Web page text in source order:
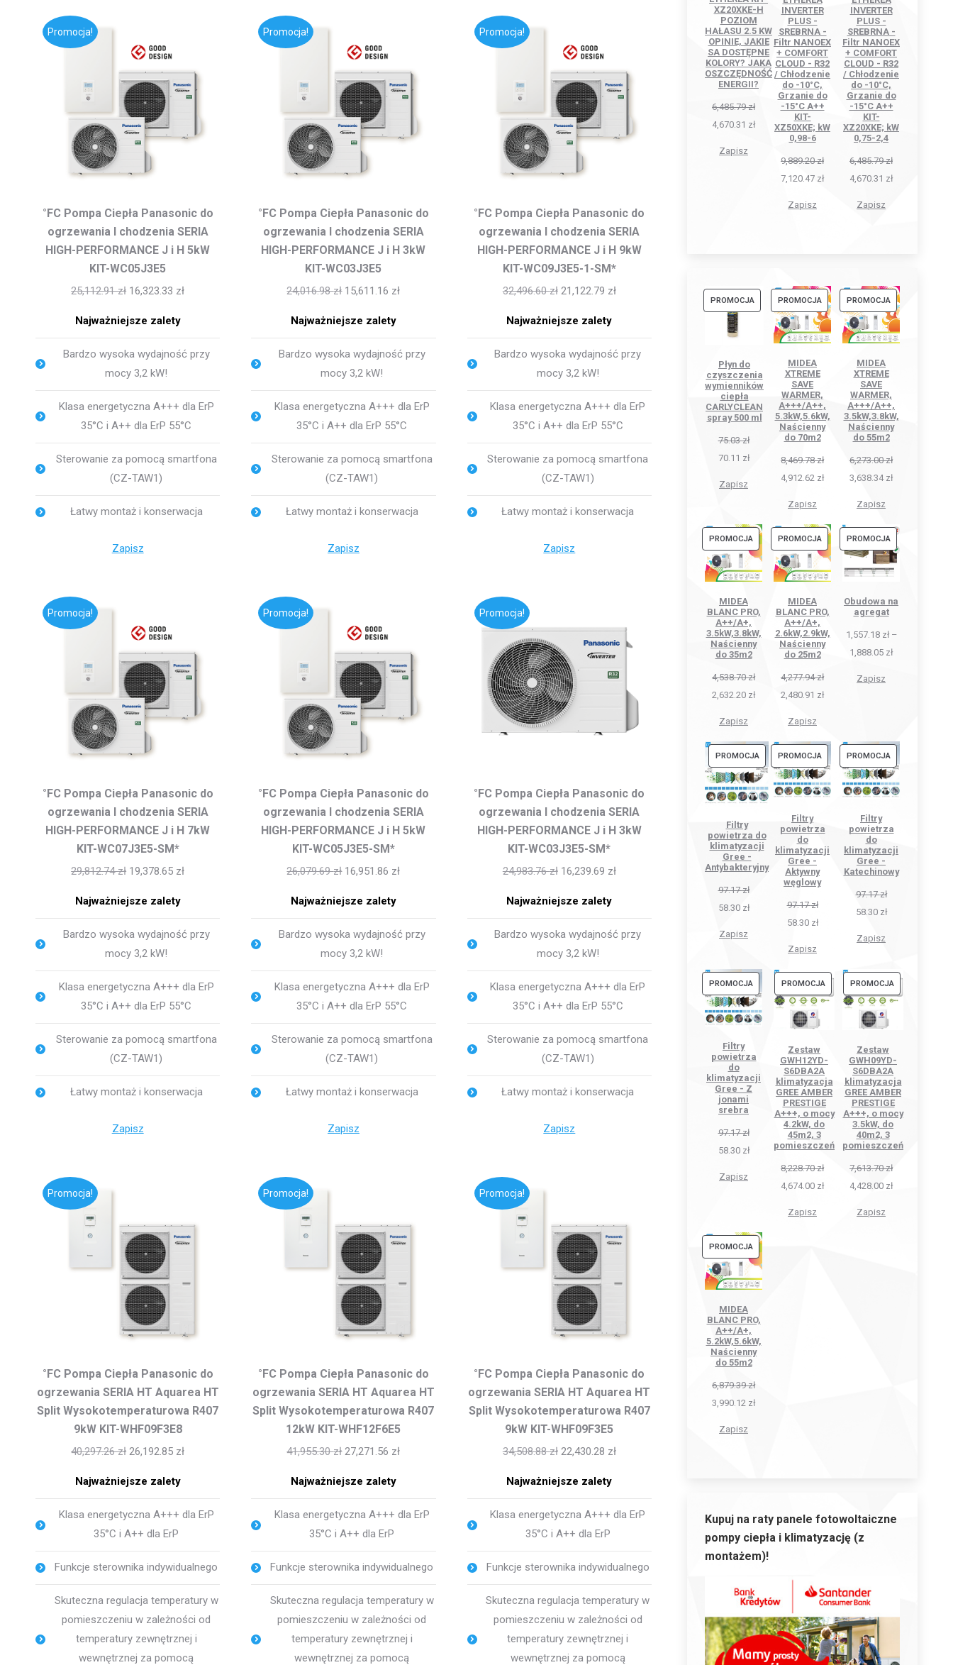
Promocja!
°FC Pompa Ciepła Panasonic do
ogrzewania I chodzenia SERIA
HIGH-PERFORMANCE J i H 5kW
KIT-WC05J3E5
25,112.91zł 16,323.33 zł
Najważniejsze zalety
Bardzo wysoka wydajność przy
mocy 3,2 kW!
Klasa energetyczna A+++ dla ErP
35°C i A++ dla ErP 55°C
Sterowanie za pomocą smartfona
(CZ-TAW1)
Łatwy montaż i konserwacja
Zapisz
Promocja!
°FC Pompa Ciepła Panasonic do
ogrzewania I chodzenia SERIA
HIGH-PERFORMANCE J i H 3kW
KIT-WC03J3E5
24,016.98zł 15,611.16 zł
Najważniejsze zalety
Bardzo wysoka wydajność przy
mocy 3,2 kW!
Klasa energetyczna A+++ dla ErP
35°C i A++ dla ErP 55°C
Sterowanie za pomocą smartfona
(CZ-TAW1)
Łatwy montaż i konserwacja
Zapisz
Promocja!
°FC Pompa Ciepła Panasonic do
ogrzewania I chodzenia SERIA
HIGH-PERFORMANCE J i H 9kW
KIT-WC09J3E5-1-SM*
32,496.60zł 21,122.79 zł
Najważniejsze zalety
Bardzo wysoka wydajność przy
mocy 3,2 kW!
Klasa energetyczna A+++ dla ErP
35°C i A++ dla ErP 55°C
Sterowanie za pomocą smartfona
(CZ-TAW1)
Łatwy montaż i konserwacja
Zapisz
Promocja!
°FC Pompa Ciepła Panasonic do
ogrzewania I chodzenia SERIA
HIGH-PERFORMANCE J i H 7kW
KIT-WC07J3E5-SM*
29,812.74zł 19,378.65 zł
Najważniejsze zalety
Bardzo wysoka wydajność przy
mocy 3,2 kW!
Klasa energetyczna A+++ dla ErP
35°C i A++ dla ErP 55°C
Sterowanie za pomocą smartfona
(CZ-TAW1)
Łatwy montaż i konserwacja
Zapisz
Promocja!
°FC Pompa Ciepła Panasonic do
ogrzewania I chodzenia SERIA
HIGH-PERFORMANCE J i H 5kW
KIT-WC05J3E5-SM*
26,079.69zł 16,951.86 zł
Najważniejsze zalety
Bardzo wysoka wydajność przy
mocy 3,2 kW!
Klasa energetyczna A+++ dla ErP
35°C i A++ dla ErP 55°C
Sterowanie za pomocą smartfona
(CZ-TAW1)
Łatwy montaż i konserwacja
Zapisz
Promocja!
°FC Pompa Ciepła Panasonic do
ogrzewania I chodzenia SERIA
HIGH-PERFORMANCE J i H 3kW
KIT-WC03J3E5-SM*
24,983.76zł 16,239.69 zł
Najważniejsze zalety
Bardzo wysoka wydajność przy
mocy 3,2 kW!
Klasa energetyczna A+++ dla ErP
35°C i A++ dla ErP 55°C
Sterowanie za pomocą smartfona
(CZ-TAW1)
Łatwy montaż i konserwacja
Zapisz
Promocja!
°FC Pompa Ciepła Panasonic do
ogrzewania SERIA HT Aquarea HT
Split Wysokotemperaturowa R407
9kW KIT-WHF09F3E8
40,297.26zł 26,192.85 zł
Najważniejsze zalety
Klasa energetyczna A+++ dla ErP
35°C i A++ dla ErP
Funkcje sterownika indywidualnego
Skuteczna regulacja temperatury w
pomieszczeniu w zależności od
temperatury zewnętrznej i
wewnętrznej za pomocą
Promocja!
°FC Pompa Ciepła Panasonic do
ogrzewania SERIA HT Aquarea HT
Split Wysokotemperaturowa R407
12kW KIT-WHF12F6E5
41,955.30zł 27,271.56 zł
Najważniejsze zalety
Klasa energetyczna A+++ dla ErP
35°C i A++ dla ErP
Funkcje sterownika indywidualnego
Skuteczna regulacja temperatury w
pomieszczeniu w zależności od
temperatury zewnętrznej i
wewnętrznej za pomocą
Promocja!
°FC Pompa Ciepła Panasonic do
ogrzewania SERIA HT Aquarea HT
Split Wysokotemperaturowa R407
9kW KIT-WHF09F3E5
34,508.88zł 22,430.28 zł
Najważniejsze zalety
Klasa energetyczna A+++ dla ErP
35°C i A++ dla ErP
Funkcje sterownika indywidualnego
Skuteczna regulacja temperatury w
pomieszczeniu w zależności od
temperatury zewnętrznej i
wewnętrznej za pomocą
XZ20XKE-H
POZIOM
HAŁASU 2.5 KW
OPINIE, JAKIE
SA DOSTĘPNE
KOLORY? JAKA
OSZCZĘDNOŚĆ
ENERGII?
6,485.79zł
4,670.31 zł
Zapisz
INVERTER
PLUS -
SREBRNA -
Filtr NANOEX
+ COMFORT
CLOUD - R32
/ Chłodzenie
do -10°C,
Grzanie do
-15°C A++
KIT-
XZ50XKE; kW
0,98-6
9,889.20zł
7,120.47 zł
Zapisz
INVERTER
PLUS -
SREBRNA -
Filtr NANOEX
+ COMFORT
CLOUD - R32
/ Chłodzenie
do -10°C,
Grzanie do
-15°C A++
KIT-
XZ20XKE; kW
0,75-2,4
6,485.79zł
4,670.31 zł
Zapisz
PROMOCJAPRODUKT
PROMOCJI
Płyn do
czyszczenia
wymienników
ciepła
CARLYCLEAN
spray 500 ml
75.03zł
70.11 zł
Zapisz
PROMOCJAPRODUKT
W
PROMOCJI
MIDEA
XTREME
SAVE
WARMER,
A+++/A++,
5.3kW,5.6kW,
Naścienny
do 70m2
8,469.78zł
4,912.62 zł
Zapisz
PROMOCJAPRODUKT
W
PROMOCJI
MIDEA
XTREME
SAVE
WARMER,
A+++/A++,
3.5kW,3.8kW,
Naścienny
do 55m2
6,273.00zł
3,638.34 zł
Zapisz
PROMOCJAPRODUKT
W
PROMOCJI
MIDEA
BLANC PRO,
A++/A+,
3.5kW,3.8kW,
Naścienny
do 35m2
4,538.70zł
2,632.20 zł
Zapisz
PROMOCJAPRODUKT
W
PROMOCJI
MIDEA
BLANC PRO,
A++/A+,
2.6kW,2.9kW,
Naścienny
do 25m2
4,277.94zł
2,480.91 zł
Zapisz
PROMOCJAPRODUKT
W
PROMOCJI
Obudowa na
agregat
1,557.18 zł–
1,888.05 zł
Zapisz
PROMOCJAPRODUKT
W
PROMOCJI
Filtry
powietrza do
klimatyzacji
Gree -
Antybakteryjny
97.17zł
58.30 zł
Zapisz
PROMOCJAPRODUKT
W
PROMOCJI
Filtry
powietrza
do
klimatyzacji
Gree -
Aktywny
węglowy
97.17zł
58.30 zł
Zapisz
PROMOCJAPRODUKT
W
PROMOCJI
Filtry
powietrza
do
klimatyzacji
Gree -
Katechinowy
97.17zł
58.30 zł
Zapisz
PROMOCJAPRODUKT
W
PROMOCJI
Filtry
powietrza
do
klimatyzacji
Gree - Z
jonami
srebra
97.17zł
58.30 zł
Zapisz
PROMOCJAPRODUKT
W
PROMOCJI
Zestaw
GWH12YD-
S6DBA2A
klimatyzacja
GREE AMBER
PRESTIGE
A+++, o mocy
4.2kW, do
45m2, 3
pomieszczeń
8,228.70zł
4,674.00 zł
Zapisz
PROMOCJAPRODUKT
W
Zestaw
GWH09YD-
S6DBA2A
klimatyzacja
GREE AMBER
PRESTIGE
A+++, o mocy
3.5kW, do
40m2, 3
pomieszczeń
7,613.70zł
4,428.00 zł
Zapisz
PROMOCJAPRODUKT
W
PROMOCJI
MIDEA
BLANC PRO,
A++/A+,
5.2kW,5.6kW,
Naścienny
do 55m2
6,879.39zł
3,990.12 zł
Zapisz
Kupuj na raty panele fotowoltaiczne
pompy ciepła i klimatyzację (z
montażem)!